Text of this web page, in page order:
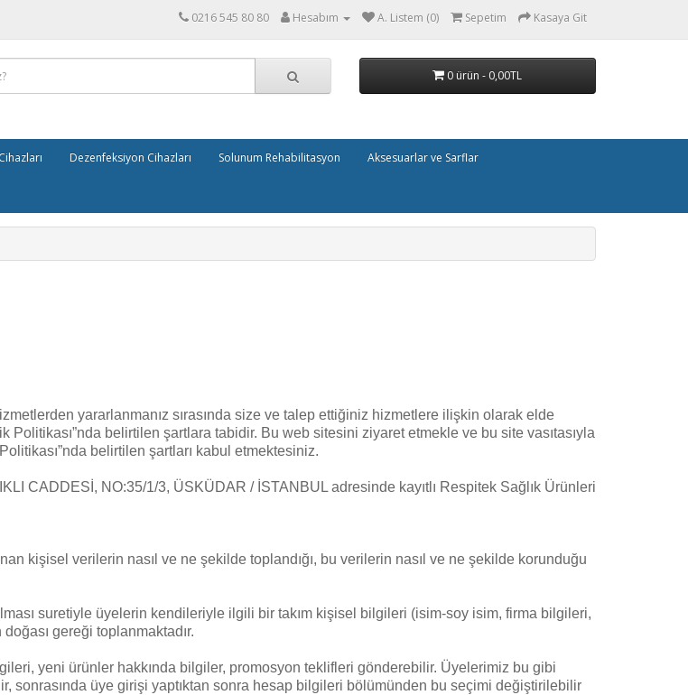
0216 545 80 80 Hesabım A. Listem (0) Sepetim Kasaya Git
0 ürün - 0,00TL
Dezenfeksiyon Cihazları Solunum Rehabilitasyon Aksesuarlar ve Sarflar
yararlanmanız sırasında size ve talep ettiğiniz hizmetlere ilişkin olarak elde
belirtilen şartlara tabidir. Bu web sitesini ziyaret etmekle ve bu site vasıtasıyla
belirtilen şartları kabul etmektesiniz.
CADDESİ, NO:35/1/3, ÜSKÜDAR / İSTANBUL adresinde kayıtlı Respitek Sağlık Ürünleri
kişisel verilerin nasıl ve ne şekilde toplandığı, bu verilerin nasıl ve ne şekilde korunduğu
suretiyle üyelerin kendileriyle ilgili bir takım kişisel bilgileri (isim-soy isim, firma bilgileri,
gereği toplanmaktadır.
yeni ürünler hakkında bilgiler, promosyon teklifleri gönderebilir. Üyelerimiz bu gibi
sonrasında üye girişi yaptıktan sonra hesap bilgileri bölümünden bu seçimi değiştirilebilir